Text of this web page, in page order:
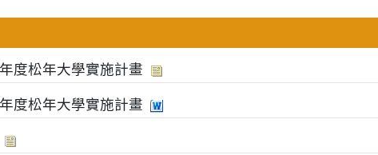
度松年大學實施計畫
度松年大學實施計畫